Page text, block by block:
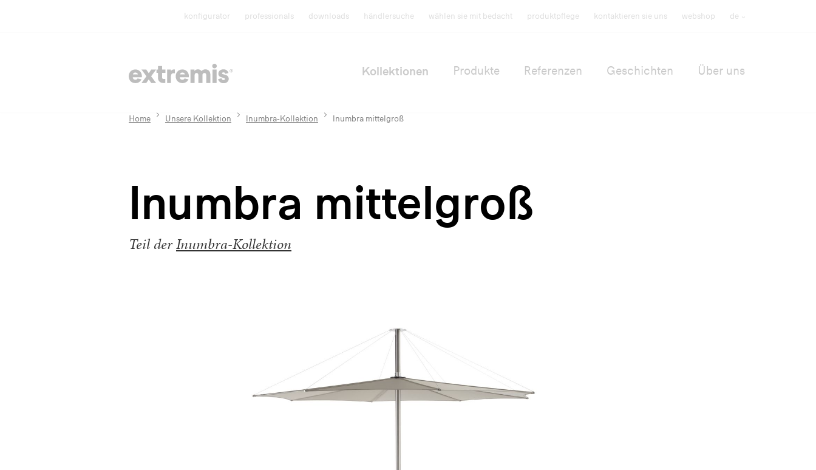
konfigurator professionals downloads händlersuche wählen sie mit bedacht produktpflege kontaktieren sie uns webshop de
Kollektionen Produkte Referenzen Geschichten Über uns
Home Unsere Kollektion Inumbra-Kollektion Inumbra mittelgroß
Inumbra mittelgroß
Teil derInumbra-Kollektion